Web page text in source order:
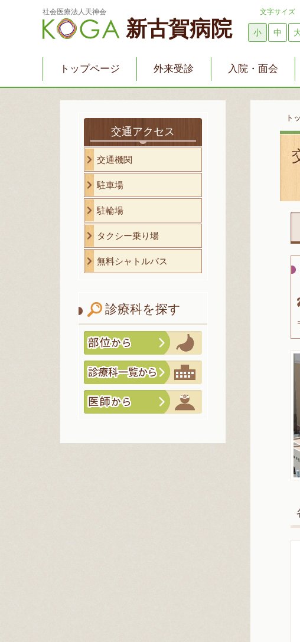
社会医療法人天神会
新古賀病院
文字サイズ
小 中
トップページ 外来受診 入院・面会
交通アクセス
交通機関
駐車場
駐輪場
タクシー乗り場
無料シャトルバス
診療科を探す
ト